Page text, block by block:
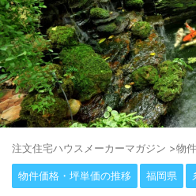
注⽂住宅ハウスメーカーマガジン >物
物件価格・坪単価の推移 福岡県